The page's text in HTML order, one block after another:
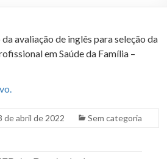
avaliação de inglês para seleção da
em Saúde da Família –
de abril de 2022 Sem categoria